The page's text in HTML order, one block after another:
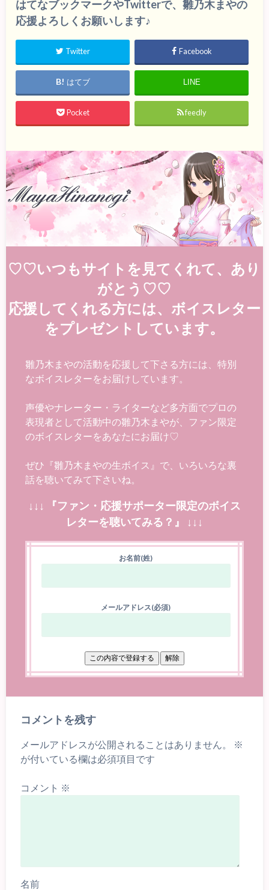
はてなブックマークやTwitterで、雛乃木まやの
応援よろしくお願いします♪
Twitter Facebook
はてブ LINE
Pocket feedly
♡♡いつもサイトを見てくれて、あり
がとう♡♡
応援してくれる方には、ボイスレター
をプレゼントしています。
雛乃木まやの活動を応援して下さる方には、特別
なボイスレターをお届けしています。
声優やナレーター・ライターなど多方面でプロの
表現者として活動中の雛乃木まやが、ファン限定
のボイスレターをあなたにお届け♡
ぜひ『雛乃木まやの生ボイス』で、いろいろな裏
話を聴いてみて下さいね。
↓↓↓ 『ファン・応援サポーター限定のボイス
レターを聴いてみる？』 ↓↓↓
お名前(姓)
メールアドレス(必須)
コメントを残す
メールアドレスが公開されることはありません。
※
が付いている欄は必須項目です
コメント ※
名前